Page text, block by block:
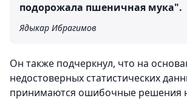
подорожала пшеничная мука".
Ядыкар Ибрагимов
Он также подчеркнул, что на
недостоверных статистических
принимаются ошибочные решения